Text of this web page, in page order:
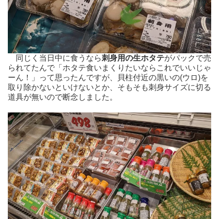
同じく当日中に食うなら刺身用の生ホタテがパックで売
られてたんで「ホタテ食いまくりたいならこれでいいじゃ
ーん！」って思ったんですが、貝柱付近の黒いの(ウロ)を
取り除かないといけないとか、そもそも刺身サイズに切る
道具が無いので断念しました。